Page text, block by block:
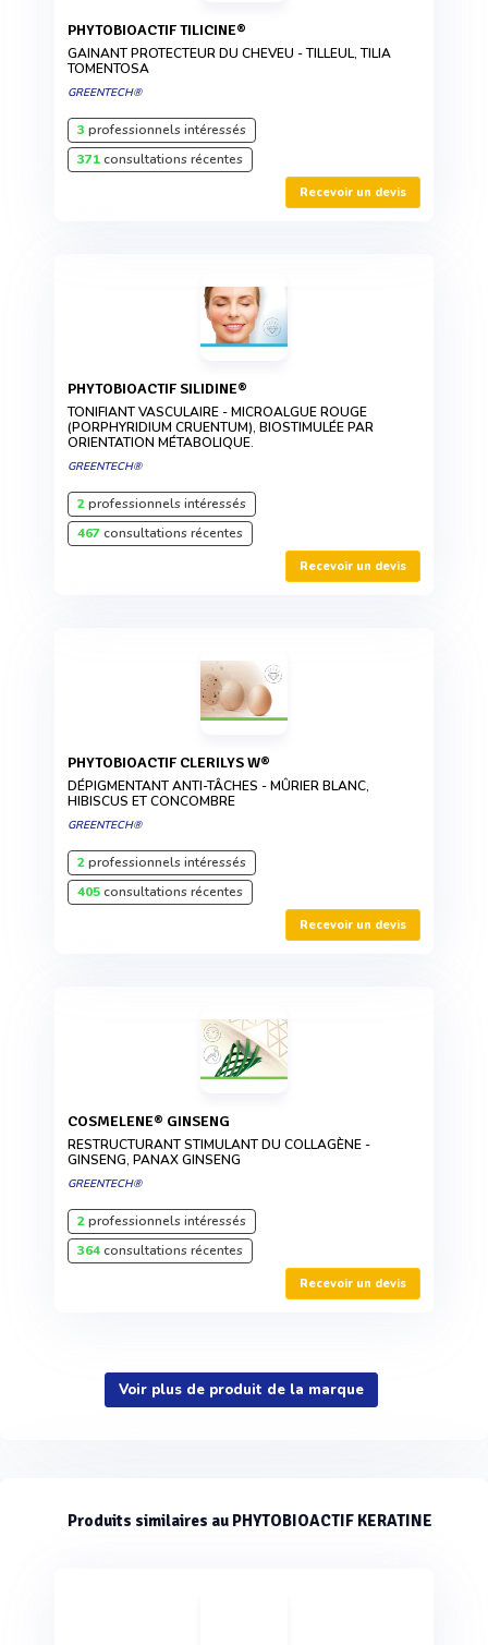
PHYTOBIOACTIF TILICINE®
GAINANT PROTECTEUR DU CHEVEU - TILLEUL, TILIA
TOMENTOSA
GREENTECH®
3 professionnels intéressés
371consultations récentes
Recevoir un devis
PHYTOBIOACTIF SILIDINE®
TONIFIANT VASCULAIRE - MICROALGUE ROUGE
(PORPHYRIDIUM CRUENTUM), BIOSTIMULÉE PAR
ORIENTATION MÉTABOLIQUE.
GREENTECH®
2professionnels intéressés
467consultations récentes
Recevoir un devis
PHYTOBIOACTIF CLERILYS W®
DÉPIGMENTANT ANTI-TÂCHES - MÛRIER BLANC,
HIBISCUS ET CONCOMBRE
GREENTECH®
2professionnels intéressés
405consultations récentes
Recevoir un devis
COSMELENE® GINSENG
RESTRUCTURANT STIMULANT DU COLLAGÈNE -
GINSENG, PANAX GINSENG
GREENTECH®
2professionnels intéressés
364consultations récentes
Recevoir un devis
Voir plus de produit de la marque
Produits similaires au PHYTOBIOACTIF KERATINE